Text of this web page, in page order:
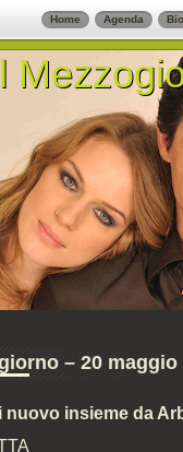
Home Agenda
– 20 maggio
nuovo insieme da